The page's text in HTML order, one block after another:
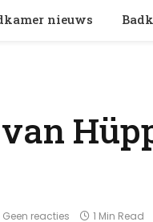
nieuws
Geen reacties 1 Min Read